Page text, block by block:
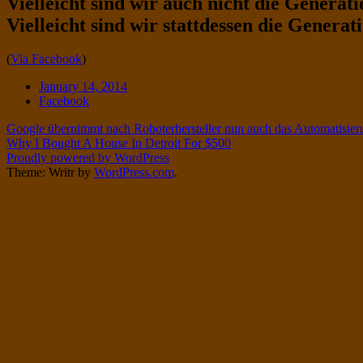
Twitter
on
Instagram
Vielleicht sind wir stattdessen die
Standard
(Via Facebook)
Date
January 14, 2014
Tags
Facebook
Post
navigation
Google übernimmt nach Roboterhersteller nun auch das
Why I Bought A House In Detroit For $500
Proudly powered by WordPress
Theme: Writr by WordPress.com.